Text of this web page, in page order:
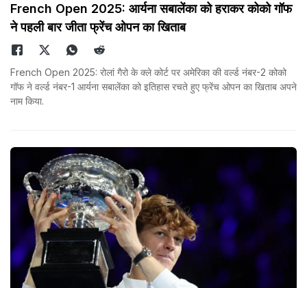
French Open 2025: आर्यना सबालेंका को हराकर कोको गॉफ
ने पहली बार जीता फ्रेंच ओपन का खिताब
French Open 2025: रोलां गैरो के क्ले कोर्ट पर अमेरिका की वर्ल्ड नंबर-2 कोको
गॉफ ने वर्ल्ड नंबर-1 आर्यना सबालेंका को इतिहास रचते हुए फ्रेंच ओपन का खिताब अपने
नाम किया.